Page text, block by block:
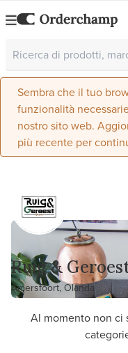
Sembra che il tuo
funzionalità
nostro sito web.
più recente per
Ruig &
Amersfoort, Olanda
Al momento non ci